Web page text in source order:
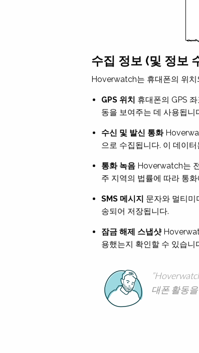
수집 정보 (및 정보
Hoverwatch는 휴대폰의 위치
GPS 위치 휴대폰의 GPS
동을 보여주는 데 사용됩니
수신 및 발신 통화
으로 수집됩니다. 이 데이
통화 녹음 Hoverwatch는
주 지역의 법률에 따라 통
SMS 메시지 문자와 멀티미
송되어 저장됩니다.
잠금 해제 스냅샷
용했는지 확인할 수 있습니
대폰 활동